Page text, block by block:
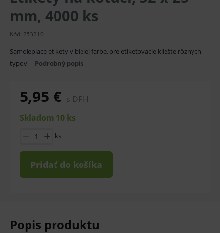
mm, 4000 ks
Kód: 253210
Samolepiace etikety v bielej farbe, pre etiketovacie kliešte rôznych
typov.
Podrobný popis
5,95 € s DPH
Skladom 10 ks
ks
Pridať do košíka
Popis produktu